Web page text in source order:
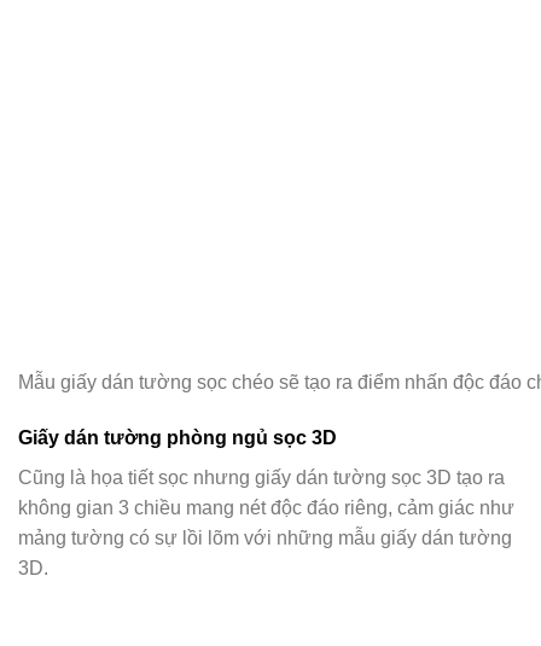
Mẫu giấy dán tường sọc chéo sẽ tạo ra điểm nhấn độc đáo
Giấy dán tường phòng ngủ sọc 3D
Cũng là họa tiết sọc nhưng giấy dán tường sọc 3D tạo ra
không gian 3 chiều mang nét độc đáo riêng, cảm giác như
mảng tường có sự lồi lõm với những mẫu giấy dán tường
3D.